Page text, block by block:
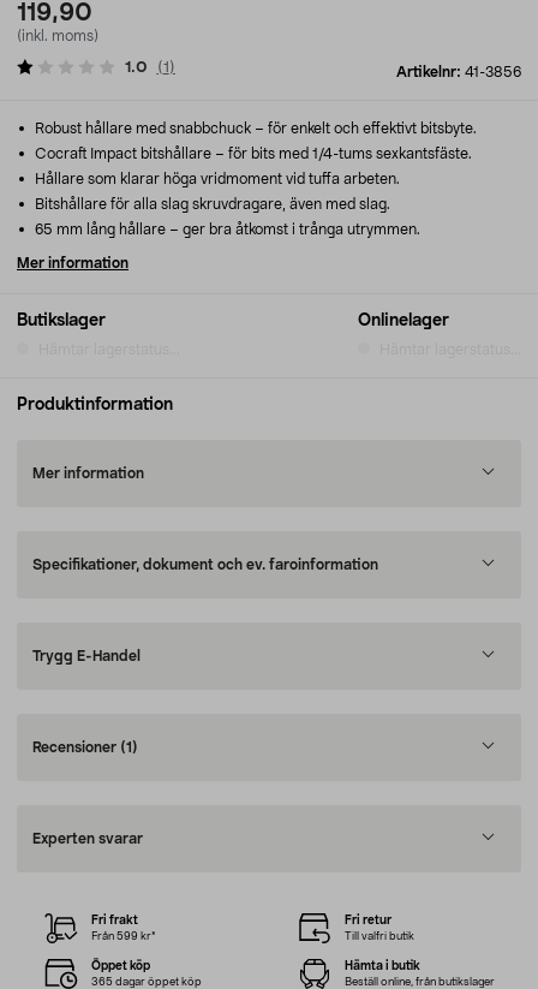
119,90
(inkl. moms)
Artikelnr: 41-3856
1.0 (1 )
Butikslager Onlinelager
Robust hållare med snabbchuck – för enkelt och effektivt bitsbyte.
Cocraft Impact bitshållare – för bits med 1/4-tums sexkantsfäste.
Hållare som klarar höga vridmoment vid tuffa arbeten.
Bitshållare för alla slag skruvdragare, även med slag.
65 mm lång hållare – ger bra åtkomst i trånga utrymmen.
Mer information
Produktinformation
Mer information
Specifikationer, dokument och ev. faroinformation
Trygg E-Handel
Recensioner (1)
Experten svarar
Fri frakt
Från 599 kr*
Fri retur
Till valfri butik
Öppet köp
365 dagar öppet köp
Hämta i butik
Beställ online, från butikslager